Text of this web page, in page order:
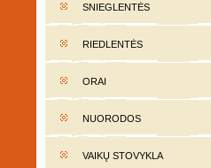
SNIEGLENTĖS
RIEDLENTĖS
ORAI
NUORODOS
VAIKŲ STOVYKLA